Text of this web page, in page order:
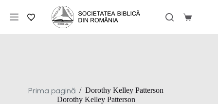
conținut
Coș
Prima pagină / Dorothy Kelley Patterson
Dorothy Kelley Patterson